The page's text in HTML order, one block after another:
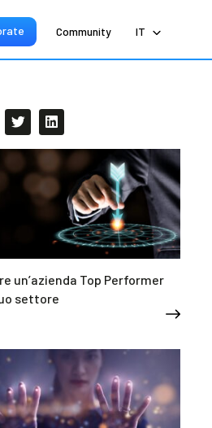
Community IT
un’azienda Top Performer
settore